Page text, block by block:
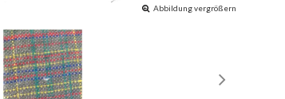
Abbildung vergrößern